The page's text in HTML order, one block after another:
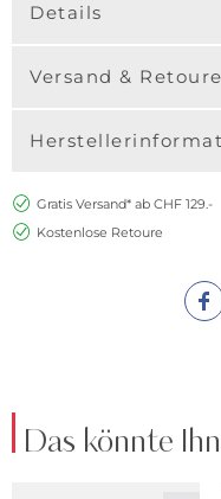
Details
Versand & Retoure
Gratis Versand* ab CHF 129.-
Kostenlose Retoure
Das könnte